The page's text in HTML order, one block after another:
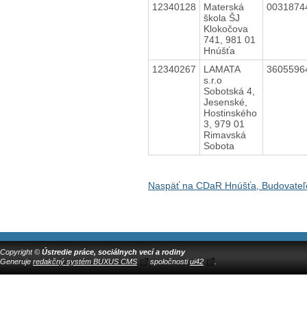
12340128
Materská
škola ŠJ
Klokočova
741, 981 01
Hnúšťa
12340267
LAMATA
s.r.o
Sobotská 4,
Jesenské,
Hostinského
3, 979 01
Rimavská
Sobota
Naspäť na CDaR Hnúšťa,
Copyright © Ústredie práce, sociálnych vecí a rodiny
Generuje redakčný systém BUXUS CMS spoločnostiui42